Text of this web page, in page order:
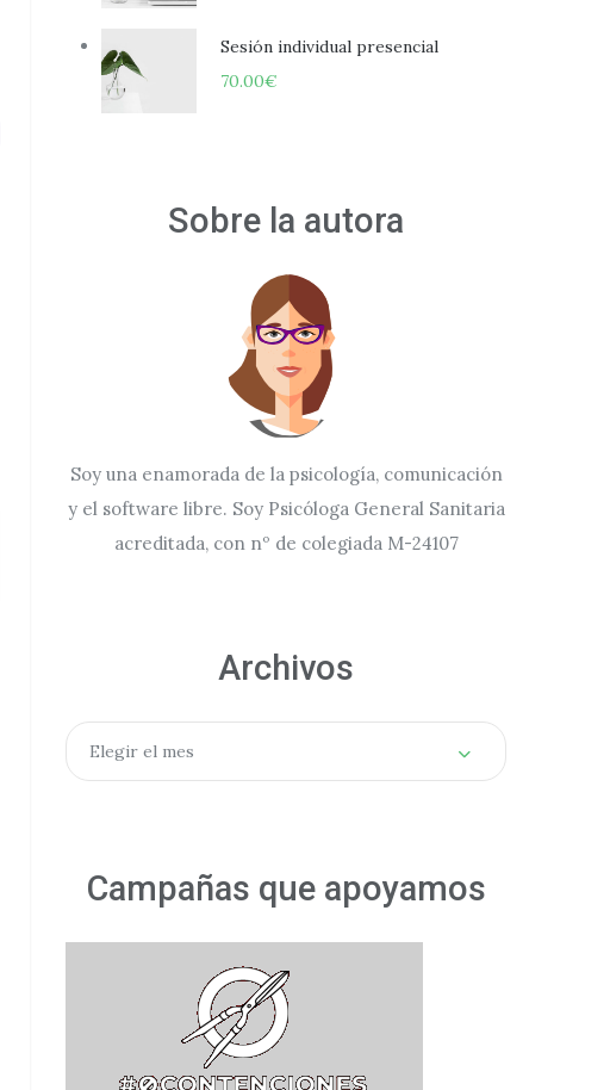
Sesión individual presencial
70.00€
Sobre la autora
Soy una enamorada de la psicología, comunicación
y el software libre. Soy Psicóloga General Sanitaria
acreditada, con nº de colegiada M-24107
Archivos
Archivos
Elegir el mes
Campañas que apoyamos